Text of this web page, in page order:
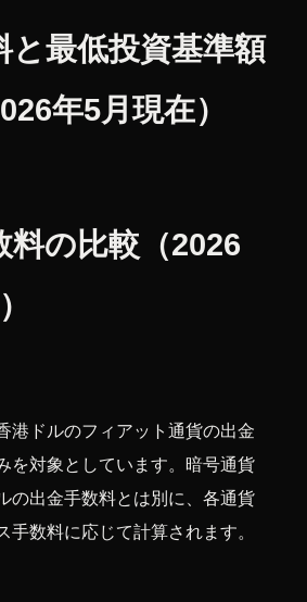
と最低投資基準額
年5月現在）
料の比較（2026
港ドルのフィアット通貨の出金
を対象としています。暗号通貨
の出金手数料とは別に、各通貨
手数料に応じて計算されます。